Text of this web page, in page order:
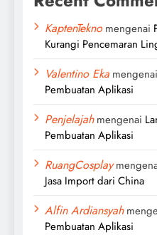
KaptenTeknomengenai
Kurangi Pencemaran
Valentino Eka mengenai
Pembuatan Aplikasi
Penjelajahmengenai
Pembuatan Aplikasi
RuangCosplay
Jasa Import dari China
Alfin Ardiansyah
Pembuatan Aplikasi